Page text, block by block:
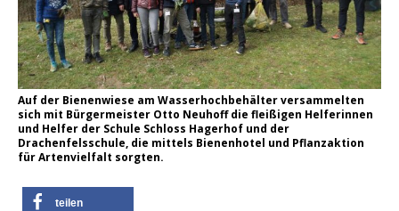
Auf der Bienenwiese am Wasserhochbehälter versammelten
sich mit Bürgermeister Otto Neuhoff die fleißigen Helferinnen
und Helfer der Schule Schloss Hagerhof und der
Drachenfelsschule, die mittels Bienenhotel und Pflanzaktion
für Artenvielfalt sorgten.
teilen